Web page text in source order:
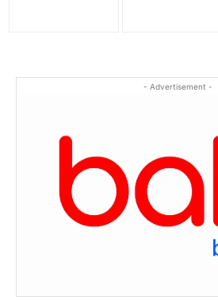
- Advertisement -